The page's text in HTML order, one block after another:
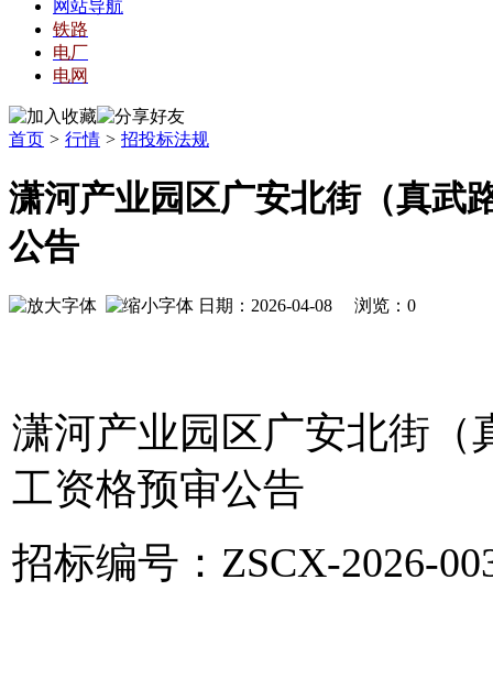
网站导航
铁路
电厂
电网
首页 > 行情 > 招投标法规
潇河产业园区广安北街（真武
公告
日期：2026-04-08 浏览： 0
潇河产业园区广安北街（
工资格预审公告
招标编号：ZSCX-2026-